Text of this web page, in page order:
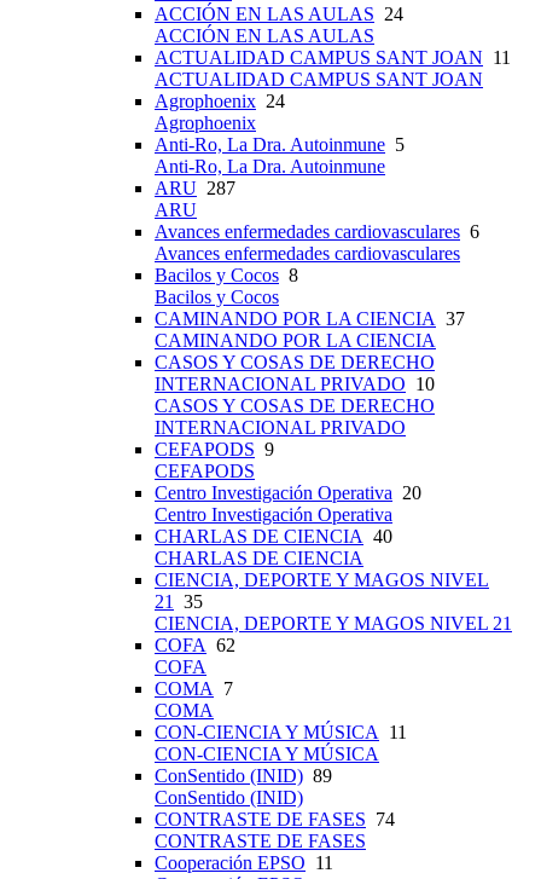
ACCIÓN EN LAS AULAS 24
ACCIÓN EN LAS AULAS
ACTUALIDAD CAMPUS SANT JOAN 11
ACTUALIDAD CAMPUS SANT JOAN
Agrophoenix 24
Agrophoenix
Anti-Ro, La Dra. Autoinmune 5
Anti-Ro, La Dra. Autoinmune
ARU 287
ARU
Avances enfermedades cardiovasculares 6
Avances enfermedades cardiovasculares
Bacilos y Cocos 8
Bacilos y Cocos
CAMINANDO POR LA CIENCIA 37
CAMINANDO POR LA CIENCIA
CASOS Y COSAS DE DERECHO
INTERNACIONAL PRIVADO 10
CASOS Y COSAS DE DERECHO
INTERNACIONAL PRIVADO
CEFAPODS 9
CEFAPODS
Centro Investigación Operativa 20
Centro Investigación Operativa
CHARLAS DE CIENCIA 40
CHARLAS DE CIENCIA
CIENCIA, DEPORTE Y MAGOS NIVEL
21 35
CIENCIA, DEPORTE Y MAGOS NIVEL 21
COFA 62
COFA
COMA 7
COMA
CON-CIENCIA Y MÚSICA 11
CON-CIENCIA Y MÚSICA
ConSentido (INID) 89
ConSentido (INID)
CONTRASTE DE FASES 74
CONTRASTE DE FASES
Cooperación EPSO 11